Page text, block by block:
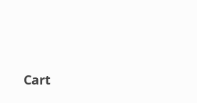
Cart